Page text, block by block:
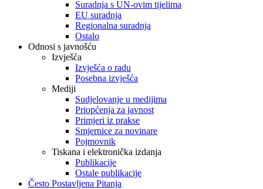
Suradnja s UN-ovim tijelima
EU suradnja
Regionalna suradnja
Ostalo
Odnosi s javnošću
Izvješća
Izvješća o radu
Posebna izvješća
Mediji
Sudjelovanje u medijima
Priopćenja za javnost
Primjeri iz prakse
Smjernice za novinare
Pojmovnik
Tiskana i elektronička izdanja
Publikacije
Ostale publikacije
Često Postavljena Pitanja